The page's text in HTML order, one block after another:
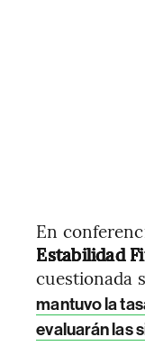
En
Estabilidad
cuestionada
mantuvo la
evaluarán las